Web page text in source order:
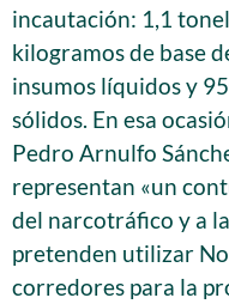
incautación: 1,1
kilogramos de base
insumos líquidos y
sólidos. En esa
Pedro Arnulfo
representan «un
del narcotráfico y a
pretenden utilizar
corredores para la